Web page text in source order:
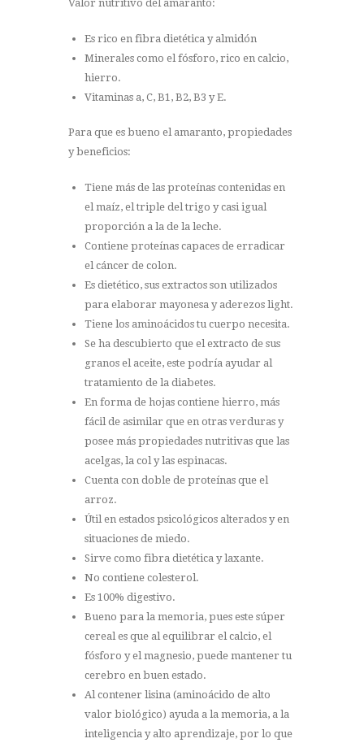
Valor nutritivo del amaranto:
Es rico en fibra dietética y almidón
Minerales como el fósforo, rico en calcio,
hierro.
Vitaminas a, C, B1, B2, B3 y E.
Para que es bueno el amaranto, propiedades
y beneficios:
Tiene más de las proteínas contenidas en
el maíz, el triple del trigo y casi igual
proporción a la de la leche.
Contiene proteínas capaces de erradicar
el cáncer de colon.
Es dietético, sus extractos son utilizados
para elaborar mayonesa y aderezos light.
Tiene los aminoácidos tu cuerpo necesita.
Se ha descubierto que el extracto de sus
granos el aceite, este podría ayudar al
tratamiento de la diabetes.
En forma de hojas contiene hierro, más
fácil de asimilar que en otras verduras y
posee más propiedades nutritivas que las
acelgas, la col y las espinacas.
Cuenta con doble de proteínas que el
arroz.
Útil en estados psicológicos alterados y en
situaciones de miedo.
Sirve como fibra dietética y laxante.
No contiene colesterol.
Es 100% digestivo.
Bueno para la memoria, pues este súper
cereal es que al equilibrar el calcio, el
fósforo y el magnesio, puede mantener tu
cerebro en buen estado.
Al contener lisina (aminoácido de alto
valor biológico) ayuda a la memoria, a la
inteligencia y alto aprendizaje, por lo que